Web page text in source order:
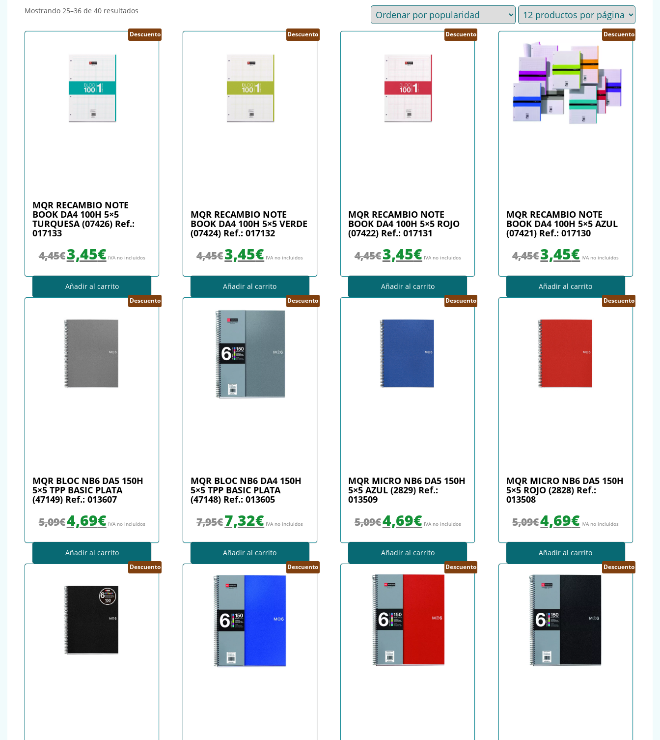
Mostrando 25–36 de 40 resultados
Descuento
MQR RECAMBIO NOTE
BOOK DA4 100H 5×5
TURQUESA (07426) Ref.:
017133
4,45€3,45€ IVA no incluidos
Añadir al carrito
Descuento
MQR RECAMBIO NOTE
BOOK DA4 100H 5×5 VERDE
(07424) Ref.: 017132
4,45€3,45€ IVA no incluidos
Añadir al carrito
Descuento
MQR RECAMBIO NOTE
BOOK DA4 100H 5×5 ROJO
(07422) Ref.: 017131
4,45€3,45€ IVA no incluidos
Añadir al carrito
Descuento
MQR RECAMBIO NOTE
BOOK DA4 100H 5×5 AZUL
(07421) Ref.: 017130
4,45€3,45€ IVA no incluidos
Añadir al carrito
Descuento
MQR BLOC NB6 DA5 150H
5×5 TPP BASIC PLATA
(47149) Ref.: 013607
5,09€4,69€ IVA no incluidos
Añadir al carrito
Descuento
MQR BLOC NB6 DA4 150H
5×5 TPP BASIC PLATA
(47148) Ref.: 013605
7,95€7,32€ IVA no incluidos
Añadir al carrito
Descuento
MQR MICRO NB6 DA5 150H
5×5 AZUL (2829) Ref.:
013509
5,09€4,69€ IVA no incluidos
Añadir al carrito
Descuento
MQR MICRO NB6 DA5 150H
5×5 ROJO (2828) Ref.:
013508
5,09€4,69€ IVA no incluidos
Añadir al carrito
Descuento Descuento Descuento Descuento